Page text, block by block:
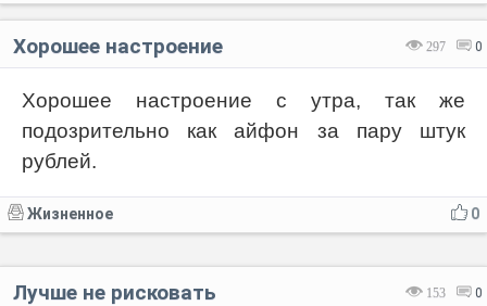
297 0
Хорошее настроение
Хорошее настроение с утра, так же
подозрительно как айфон за пару штук
рублей.
0
Жизненное
153 0
Лучше не рисковать